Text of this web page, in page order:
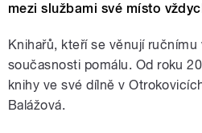
mezi službami své místo
Knihařů, kteří se věnují ručnímu
současnosti pomálu. Od roku
knihy ve své dílně v
Balážová.